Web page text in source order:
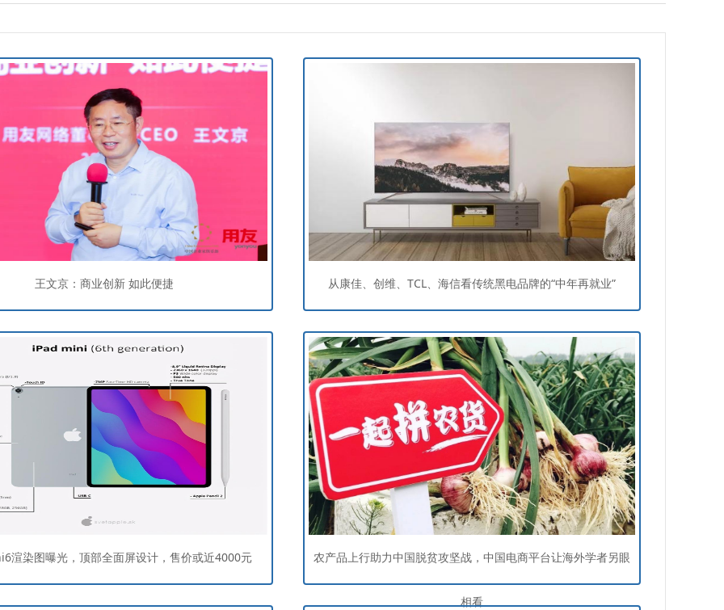
王文京：商业创新 如此便捷 从康佳、创维、TCL、海信看传统黑电品牌的“中年再就业”
渲染图曝光，顶部全面屏设计，售价或近4000元 农产品上行助力中国脱贫攻坚战，中国电商平台让海外学者另眼
相看